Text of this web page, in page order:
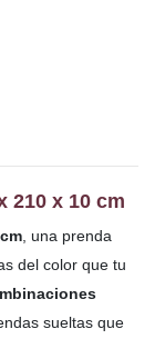
210 x 10 cm
, una prenda
del color que tu
sueltas que